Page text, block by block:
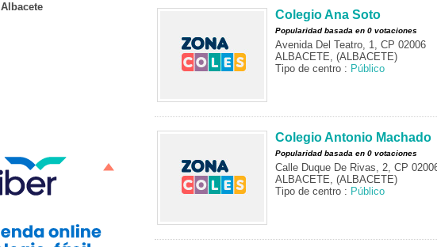
Albacete
Colegio Ana Soto
Popularidad basada en 0 votaciones
Avenida Del Teatro, 1, CP 02006
ALBACETE, (ALBACETE)
Tipo de centro : Público
Colegio Antonio Machado
Popularidad basada en 0 votaciones
Calle Duque De Rivas, 2, CP
ALBACETE, (ALBACETE)
Tipo de centro : Público